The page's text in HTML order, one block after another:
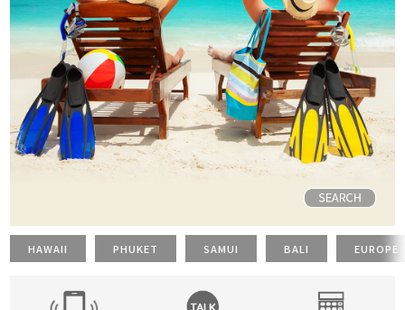
HAWAII PHUKET SAMUI BALI EUROPE